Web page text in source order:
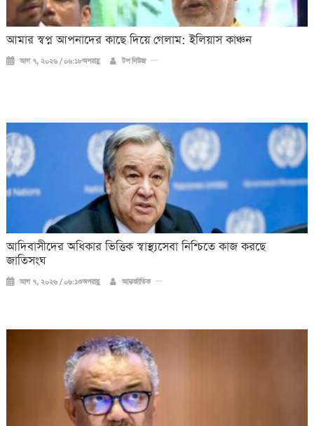
আমার স্বপ্ন আপনাদের কাছে দিয়ে গেলাম: ইলিয়াস কাঞ্চন
আগ ৭, ২০২৬ / ০৬:১৮অপরাহ্ণ টপ নিউজ
আদিবাসীদের অধিকার ভিত্তিক স্বাস্থ্যসেবা নিশ্চিতে কাজ করছে
জাতিসংঘ
আগ ৭, ২০২৬ / ০৬:১৩অপরাহ্ণ আন্তর্জাতিক